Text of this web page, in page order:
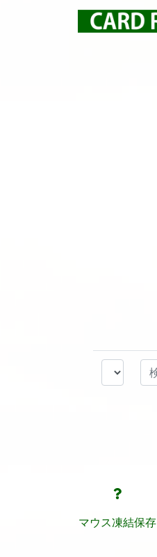
マウス凍結保存